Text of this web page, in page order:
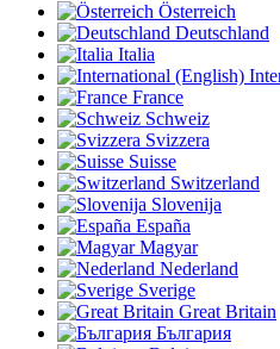
Österreich
Deutschland
Italia
France
Schweiz
Svizzera
Suisse
Switzerland
Slovenija
España
Magyar
Nederland
Sverige
Great Britain
България